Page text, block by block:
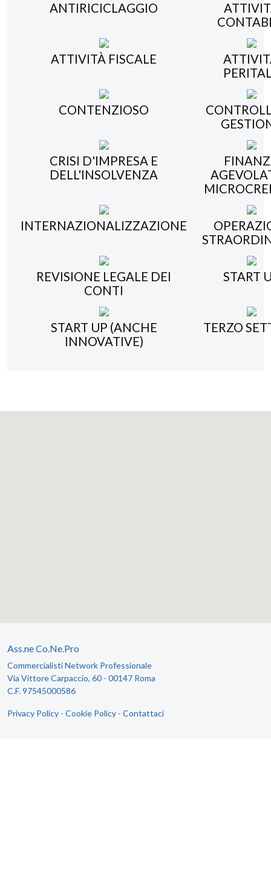
ANTIRICICLAGGIO
ATTIVITÀ FISCALE
CONTENZIOSO
CRISI D'IMPRESA E
DELL'INSOLVENZA
INTERNAZIONALIZZAZIONE
REVISIONE LEGALE DEI
CONTI
START
START UP (ANCHE
INNOVATIVE)
TERZO
Ass.ne Co.Ne.Pro
Commercialisti Network Professionale
Via Vittore Carpaccio, 60 - 00147 Roma
C.F. 97545000586
Privacy Policy - Cookie Policy - Contattaci